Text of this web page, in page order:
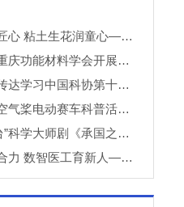
银龄巧手传匠心 粘土生花润童心——万盛经开区老科协走进建设社区开展创意粘土手工课
市科协会同重庆功能材料学会开展调研
大足区科协传达学习中国科协第十一次全国代表大会精神
万盛科技馆空气桨电动赛车科普活动进社区
“追光·大舞台”科学大师剧《承国之书》云阳、巫溪巡演成功
联合党建聚合力 数智医工育新人——重庆西部数智医疗研究院开展庆“七一”联合主题党（团）日暨正确政绩观专题学习交流活动